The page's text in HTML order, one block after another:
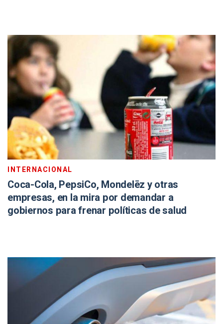
INTERNACIONAL
Coca-Cola, PepsiCo, Mondelēz y otras
empresas, en la mira por demandar a
gobiernos para frenar políticas de salud